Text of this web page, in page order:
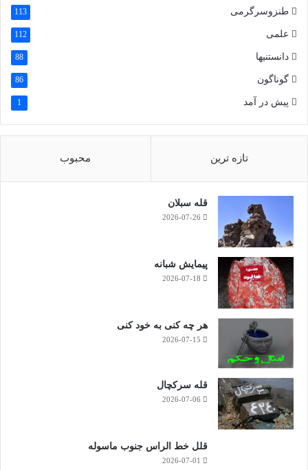
طنزوسرگرمی 113
علمی 112
دانستنیها 88
گوناگون 86
پیش در آمد 1
تازه ترین محبوب
قله سبلان
2026-07-26
پیمایش شبانه
2026-07-18
هر چه کنی به خود کنی
2026-07-15
قله سرکچال
2026-07-06
قلل خط الراس جنوب ماسوله
2026-07-01